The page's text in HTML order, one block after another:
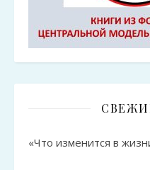
«Что изменится в